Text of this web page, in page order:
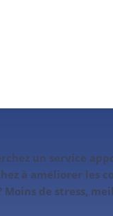
un service
à améliorer les
Moins de stress,